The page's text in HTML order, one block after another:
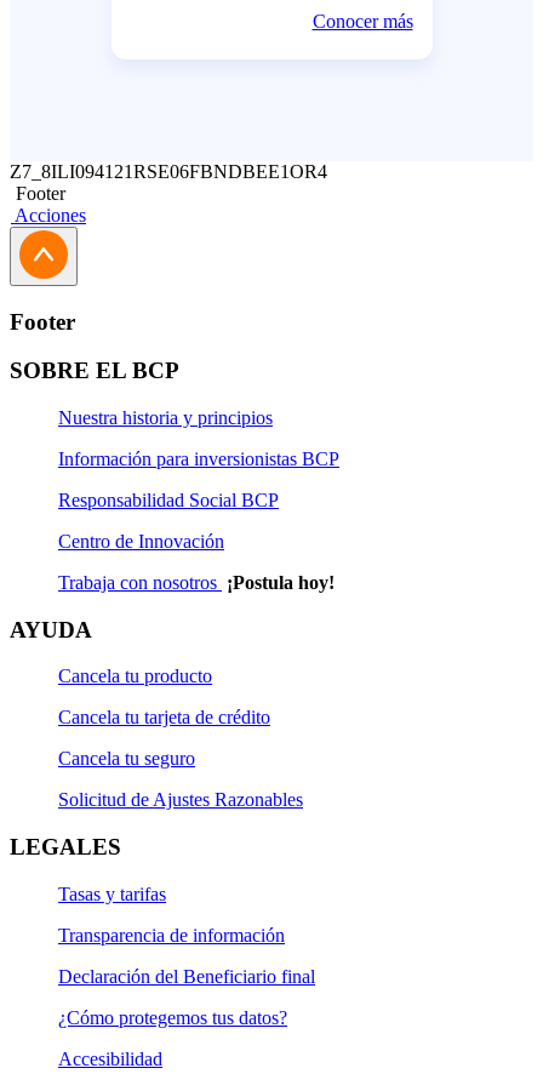
Conocer más
Z7_8ILI094121RSE06FBNDBEE1OR4
Footer
Acciones
Footer
SOBRE EL BCP
Nuestra historia y principios
Información para inversionistas BCP
Responsabilidad Social BCP
Centro de Innovación
Trabaja con nosotros ¡Postula hoy!
AYUDA
Cancela tu producto
Cancela tu tarjeta de crédito
Cancela tu seguro
Solicitud de Ajustes Razonables
LEGALES
Tasas y tarifas
Transparencia de información
Declaración del Beneficiario final
¿Cómo protegemos tus datos?
Accesibilidad